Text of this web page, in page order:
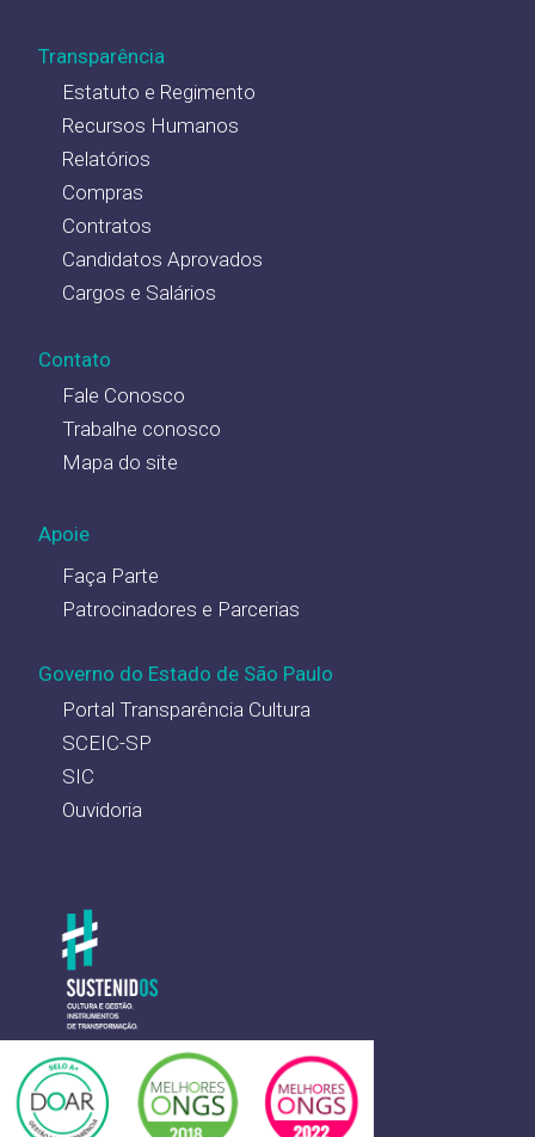
Transparência
Estatuto e Regimento
Recursos Humanos
Relatórios
Compras
Contratos
Candidatos Aprovados
Cargos e Salários
Contato
Fale Conosco
Trabalhe conosco
Mapa do site
Apoie
Faça Parte
Patrocinadores e Parcerias
Governo do Estado de São Paulo
Portal Transparência Cultura
SCEIC-SP
SIC
Ouvidoria